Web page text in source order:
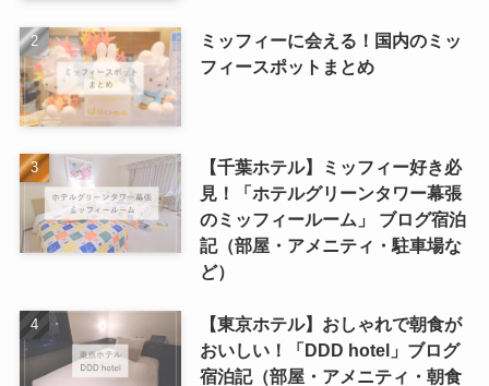
ミッフィーに会える！国内のミッ
フィースポットまとめ
【千葉ホテル】ミッフィー好き必
見！「ホテルグリーンタワー幕張
のミッフィールーム」 ブログ宿泊
記（部屋・アメニティ・駐車場な
ど）
【東京ホテル】おしゃれで朝食が
おいしい！「DDD hotel」ブログ
宿泊記（部屋・アメニティ・朝食